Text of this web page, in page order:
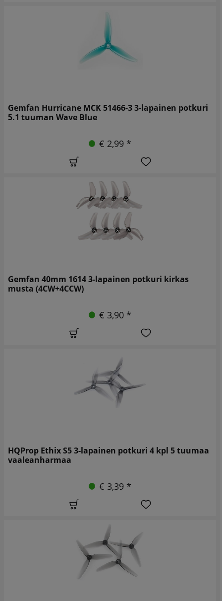
Gemfan Hurricane MCK 51466-3 3-lapainen potkuri
5.1 tuuman Wave Blue
€ 2,99 *
Gemfan 40mm 1614 3-lapainen potkuri kirkas
musta (4CW+4CCW)
€ 3,90 *
HQProp Ethix S5 3-lapainen potkuri 4 kpl 5 tuumaa
vaaleanharmaa
€ 3,39 *